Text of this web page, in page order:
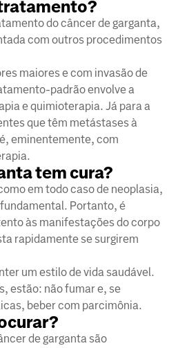
do câncer de garganta,
com outros procedimentos
maiores e com invasão de
padrão envolve a
e quimioterapia. Já para a
que têm metástases à
eminentemente, com
tem cura?
em todo caso de neoplasia,
Portanto, é
às manifestações do corpo
rapidamente se surgirem
um estilo de vida saudável.
estão: não fumar e, se
beber com parcimônia.
de garganta são